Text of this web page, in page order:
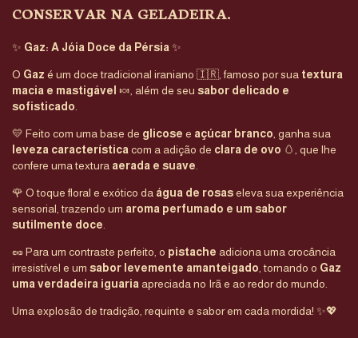
CONSERVAR NA GELADEIRA.
✨ Gaz: A Jóia Doce da Pérsia ✨
O Gaz é um doce tradicional iraniano 🇮🇷, famoso por sua textura
macia e mastigável 🍬, além de seu sabor delicado e
sofisticado
💛 Feito com uma base de glicose e açúcar branco , ganha sua
leveza característica com a adição de clara de ovo 🥚, que lhe
confere uma textura aerada e suave
🌹 O toque floral e exótico da água de rosaseleva sua experiência
sensorial, trazendo um aroma perfumado e um sabor
sutilmente doce
🥜 Para um contraste perfeito, o pistache adiciona uma crocância
irresistível e um sabor levemente amanteigado , tornando o Gaz
uma verdadeira iguaria apreciada no Irã e ao redor do mundo.
Uma explosão de tradição, requinte e sabor em cada mordida! ✨💖